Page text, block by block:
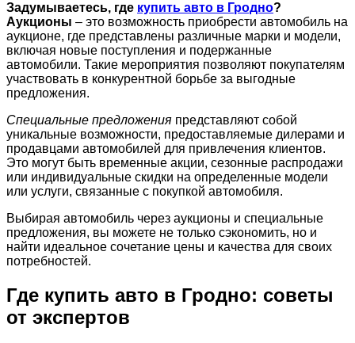
Задумываетесь, где купить авто в Гродно?
Аукционы – это возможность приобрести автомобиль на
аукционе, где представлены различные марки и модели,
включая новые поступления и подержанные
автомобили. Такие мероприятия позволяют покупателям
участвовать в конкурентной борьбе за выгодные
предложения.
Специальные предложения представляют собой
уникальные возможности, предоставляемые дилерами и
продавцами автомобилей для привлечения клиентов.
Это могут быть временные акции, сезонные распродажи
или индивидуальные скидки на определенные модели
или услуги, связанные с покупкой автомобиля.
Выбирая автомобиль через аукционы и специальные
предложения, вы можете не только сэкономить, но и
найти идеальное сочетание цены и качества для своих
потребностей.
Где купить авто в Гродно: советы
от экспертов